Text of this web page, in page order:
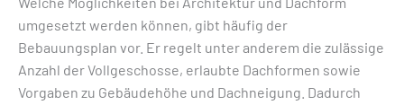
umgesetzt werden können, gibt häufig der
Bebauungsplan vor. Er regelt unter anderem die zulässige
Anzahl der Vollgeschosse, erlaubte Dachformen sowie
Vorgaben zu Gebäudehöhe und Dachneigung. Dadurch